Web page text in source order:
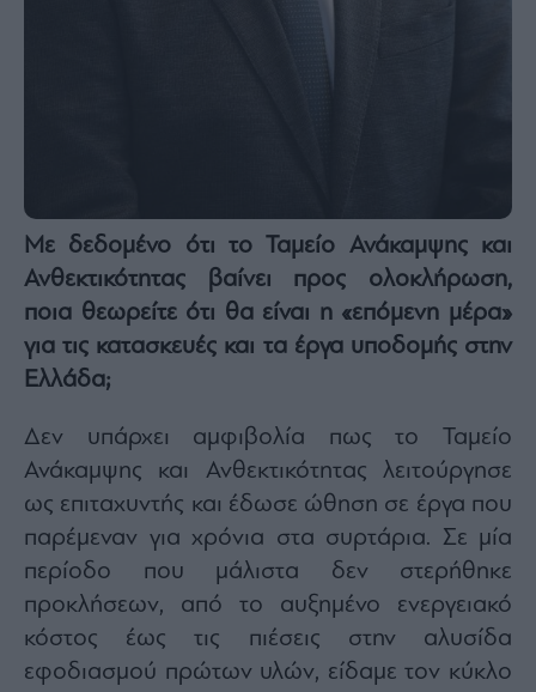
Με δεδομένο ότι το Ταμείο Ανάκαμψης και
Ανθεκτικότητας βαίνει προς ολοκλήρωση,
ποια θεωρείτε ότι θα είναι η «επόμενη μέρα»
για τις κατασκευές και τα έργα υποδομής στην
Ελλάδα;
Δεν υπάρχει αμφιβολία πως το Ταμείο
Ανάκαμψης και Ανθεκτικότητας λειτούργησε
ως επιταχυντής και έδωσε ώθηση σε έργα που
παρέμεναν για χρόνια στα συρτάρια. Σε μία
περίοδο που μάλιστα δεν στερήθηκε
προκλήσεων, από το αυξημένο ενεργειακό
κόστος έως τις πιέσεις στην αλυσίδα
εφοδιασμού πρώτων υλών, είδαμε τον κύκλο